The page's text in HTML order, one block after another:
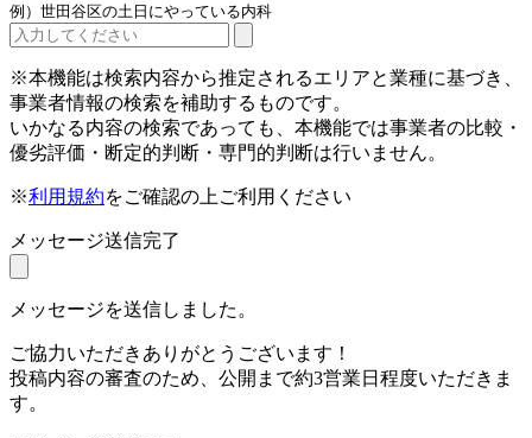
例）世田谷区の土日にやっている内科
※本機能は検索内容から推定されるエリアと業種に基づき、
事業者情報の検索を補助するものです。
いかなる内容の検索であっても、本機能では事業者の比較・
優劣評価・断定的判断・専門的判断は行いません。
※利用規約をご確認の上ご利用ください
メッセージ送信完了
メッセージを送信しました。
ご協力いただきありがとうございます！
投稿内容の審査のため、公開まで約3営業日程度いただきま
す。